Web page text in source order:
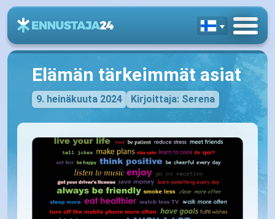
Elämän tärkeimmät asiat
9. heinäkuuta 2024 Kirjoittaja: Serena